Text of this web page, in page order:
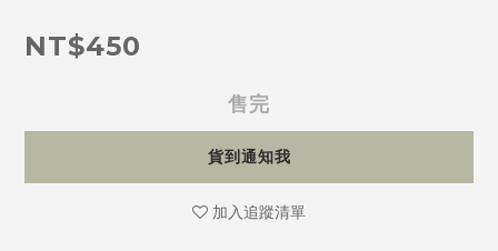
NT$450
售完
貨到通知我
加入追蹤清單